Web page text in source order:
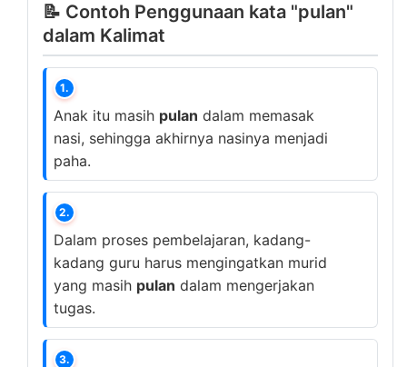
📝 Contoh Penggunaan kata "pulan"
dalam Kalimat
1.
Anak itu masih pulan dalam memasak
nasi, sehingga akhirnya nasinya menjadi
paha.
2.
Dalam proses pembelajaran, kadang-
kadang guru harus mengingatkan murid
yang masih pulan dalam mengerjakan
tugas.
3.